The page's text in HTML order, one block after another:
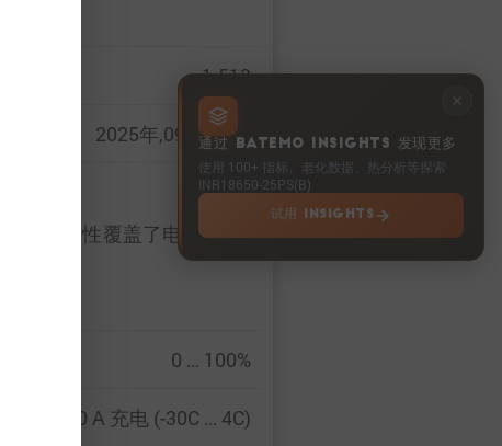
通过 BATEMO INSIGHTS 发现更多
使用 100+ 指标、老化数据、热分析等探索
INR18650-25PS(B)
试用 INSIGHTS
1.513
2025年,09月,30日
实验特性覆盖了电池的整个
0 … 100%
放电 … 10 A 充电 (-30C … 4C)